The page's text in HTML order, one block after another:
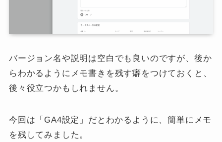
バージョン名や説明は空白でも良いのですが、後か
らわかるようにメモ書きを残す癖をつけておくと、
後々役立つかもしれません。
今回は「GA4設定」だとわかるように、簡単にメモ
を残してみました。